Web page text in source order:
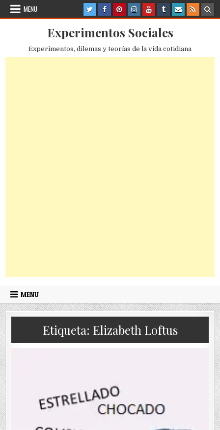
Skip
MENU
Experimentos Sociales
Experimentos, dilemas y teorías de la vida cotidiana
MENU
Etiqueta: Elizabeth Loftus